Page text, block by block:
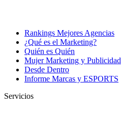
Rankings Mejores Agencias
¿Qué es el Marketing?
Quién es Quién
Mujer Marketing y Publicidad
Desde Dentro
Informe Marcas y ESPORTS
Servicios